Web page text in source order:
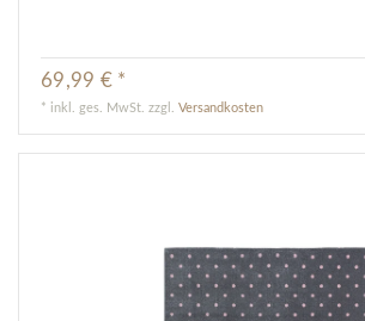
69,99 € *
* inkl. ges. MwSt. zzgl.Versandkosten